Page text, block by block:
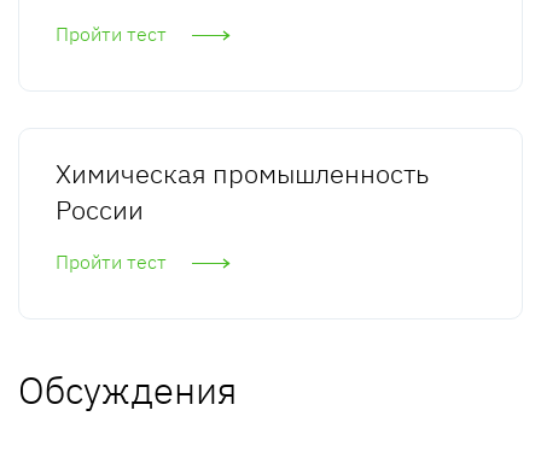
Пройти тест
Химическая промышленность
России
Пройти тест
Обсуждения